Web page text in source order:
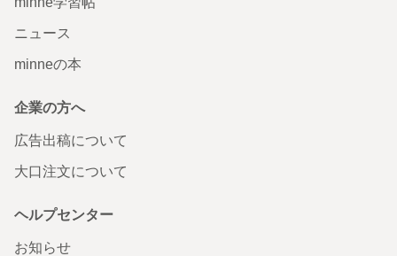
ニュース
minneの本
企業の方へ
広告出稿について
大口注文について
ヘルプセンター
お知らせ